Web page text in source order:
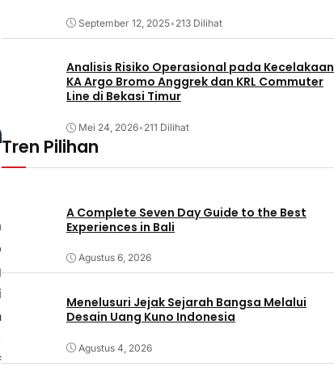
September 12, 2025• 213 Dilihat
Analisis Risiko Operasional pada Kecelakaan
KA Argo Bromo Anggrek dan KRL Commuter
Line di Bekasi Timur
Mei 24, 2026• 211 Dilihat
Tren Pilihan
A Complete Seven Day Guide to the Best
Experiences in Bali
Agustus 6, 2026
Menelusuri Jejak Sejarah Bangsa Melalui
Desain Uang Kuno Indonesia
Agustus 4, 2026